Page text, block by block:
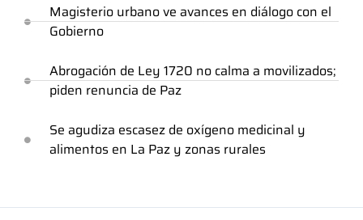
Magisterio urbano ve avances en diálogo con el
Gobierno
Abrogación de Ley 1720 no calma a movilizados;
piden renuncia de Paz
Se agudiza escasez de oxígeno medicinal y
alimentos en La Paz y zonas rurales